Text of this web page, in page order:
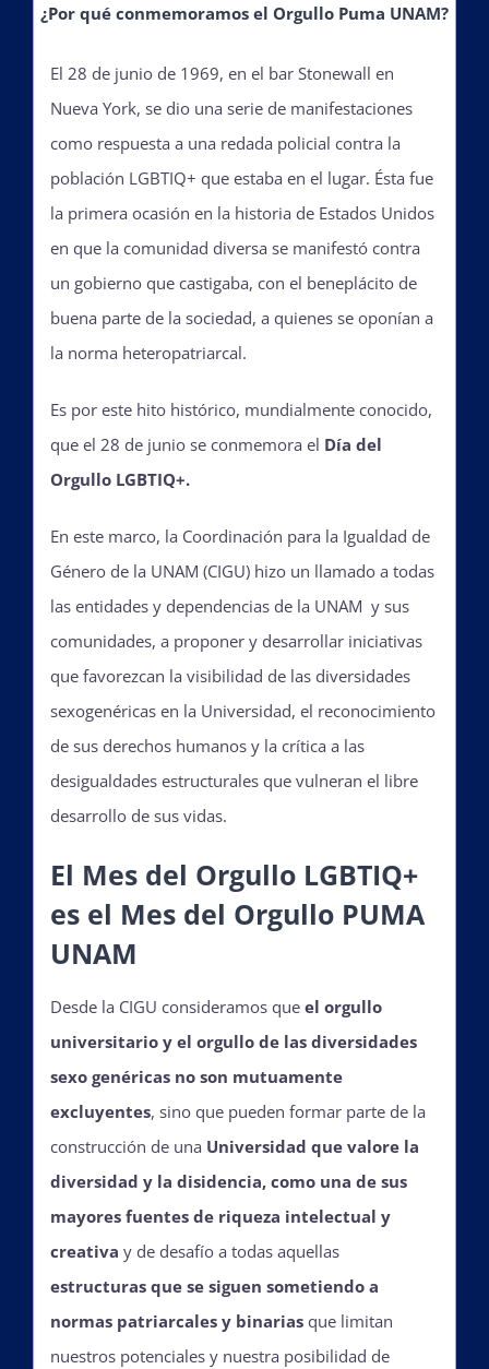
Actividades
La Boletina
Blog
Recursos
Súmate
Publicaciones
Bienvenida generación 2027-1
¿Por qué conmemoramos el Orgullo Puma UNAM?
El 28 de junio de 1969, en el bar Stonewall en
Nueva York, se dio una serie de manifestaciones
como respuesta a una redada policial contra la
población LGBTIQ+ que estaba en el lugar. Ésta fue
la primera ocasión en la historia de Estados Unidos
en que la comunidad diversa se manifestó contra
un gobierno que castigaba, con el beneplácito de
buena parte de la sociedad, a quienes se oponían a
la norma heteropatriarcal.
Es por este hito histórico, mundialmente conocido,
que el 28 de junio se conmemora el Día del
Orgullo LGBTIQ+.
En este marco, la Coordinación para la Igualdad de
Género de la UNAM (CIGU) hizo un llamado a todas
las entidades y dependencias de la UNAM y sus
comunidades, a proponer y desarrollar iniciativas
que favorezcan la visibilidad de las diversidades
sexogenéricas en la Universidad, el reconocimiento
de sus derechos humanos y la crítica a las
desigualdades estructurales que vulneran el libre
desarrollo de sus vidas.
El Mes del Orgullo LGBTIQ+
es el Mes del Orgullo PUMA
UNAM
Desde la CIGU consideramos que el orgullo
universitario y el orgullo de las diversidades
sexo genéricas no son mutuamente
excluyentes, sino que pueden formar parte de la
construcción de una Universidad que valore la
diversidad y la disidencia, como una de sus
mayores fuentes de riqueza intelectual y
creativa y de desafío a todas aquellas
estructuras que se siguen sometiendo a
normas patriarcales y binarias que limitan
nuestros potenciales y nuestra posibilidad de